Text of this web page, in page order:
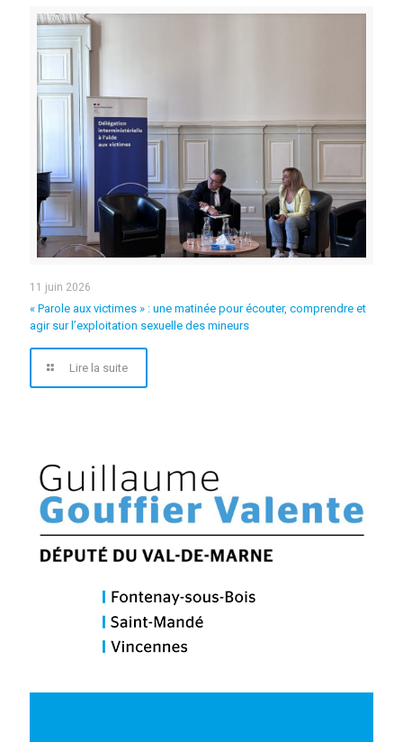
11 juin 2026
« Parole aux victimes » : une matinée pour écouter, comprendre et
agir sur l’exploitation sexuelle des mineurs
Lire la suite